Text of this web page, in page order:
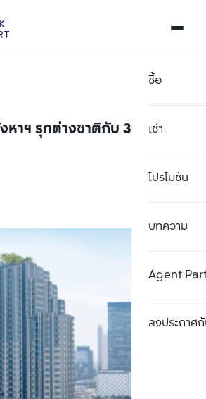
ซื้อ
เช่า
โปรโมชัน
บทความ
Agent
ลงประกาศกั
าฯ รุกต่างชาติกับ 3 ทำเลรี